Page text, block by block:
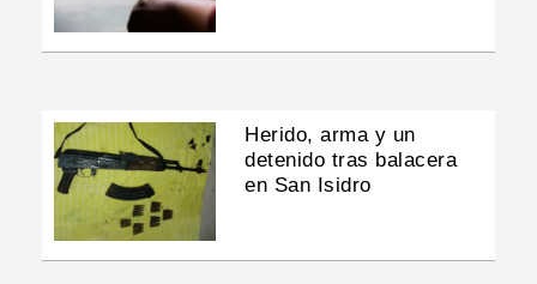
Herido, arma y un
detenido tras balacera
en San Isidro